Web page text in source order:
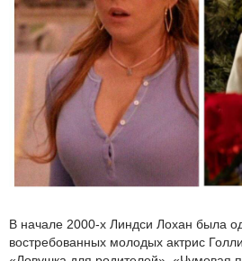
В начале 2000-х Линдси Лохан была
востребованных молодых актрис